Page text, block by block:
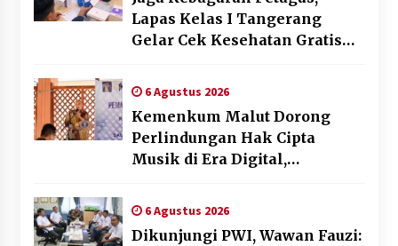
Lapas Kelas I Tangerang
Gelar Cek Kesehatan Gratis
6 Agustus 2026
Kemenkum Malut Dorong
Perlindungan Hak Cipta
Musik di Era Digital,
Gratis dan Penguatan Royalti
6 Agustus 2026
Dikunjungi PWI, Wawan Fauzi: